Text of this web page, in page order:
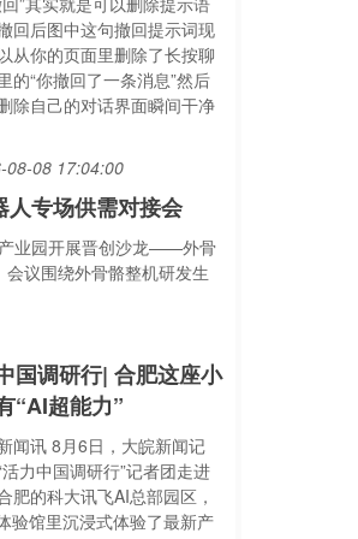
回后图中这句撤回提示词现
从你的页面里删除了长按聊
的“你撤回了一条消息”然后
除自己的对话界面瞬间干净
08-08 17:04:00
专场供需对接会
业园开展晋创沙龙——外骨
议围绕外骨骼整机研发生
国调研行| 合肥这座小
“AI超能力”
闻讯 8月6日，大皖新闻记
力中国调研行”记者团走进
肥的科大讯飞AI总部园区，
验馆里沉浸式体验了最新产